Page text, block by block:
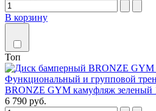
В корзину
Топ
Функциональный и групповой
BRONZE GYM камуфляж зеленый
6 790 руб.